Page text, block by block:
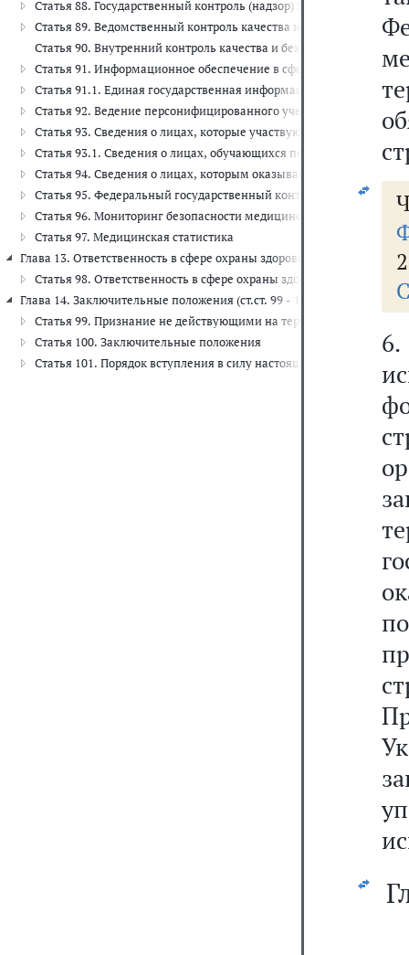
Статья 88. Государственный контроль (надзор) за реализацией
Статья 89. Ведомственный контроль качества и безопасности
Статья 90. Внутренний контроль качества и безопасности
Статья 91. Информационное обеспечение в сфере
Статья 91.1. Единая государственная информационная система в
Статья 92. Ведение персонифицированного учета в сфере
Статья 93. Сведения о лицах, которые участвуют в
Статья 93.1. Сведения о лицах, обучающихся по
Статья 94. Сведения о лицах, которым оказывается
Статья 95. Федеральный государственный контроль (надзор) за
Статья 96. Мониторинг безопасности медицинских изделий
Статья 97. Медицинская статистика
Глава 13. Ответственность в сфере охраны здоровья (ст. 98)
Статья 98. Ответственность в сфере охраны здоровья
Глава 14. Заключительные положения (ст.ст. 99 - 101)
Статья 99. Признание не действующими на территории
Статья 100. Заключительные положения
Статья 101. Порядок вступления в силу настоящего Федерального